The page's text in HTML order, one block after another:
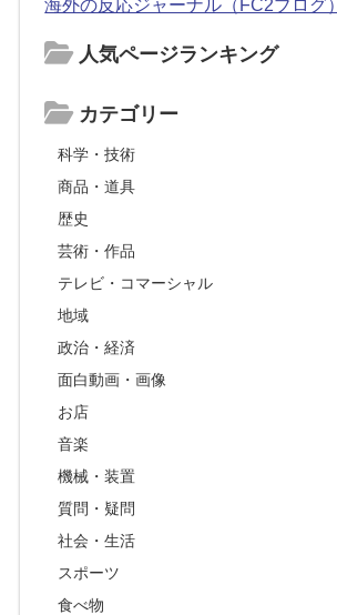
海外の反応ジャーナル（FC2ブログ）
人気ページランキング
カテゴリー
科学・技術
商品・道具
歴史
芸術・作品
テレビ・コマーシャル
地域
政治・経済
面白動画・画像
お店
音楽
機械・装置
質問・疑問
社会・生活
スポーツ
食べ物